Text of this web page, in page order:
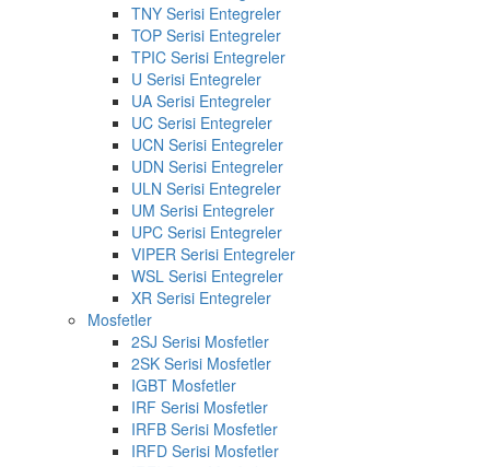
TNY Serisi Entegreler
TOP Serisi Entegreler
TPIC Serisi Entegreler
U Serisi Entegreler
UA Serisi Entegreler
UC Serisi Entegreler
UCN Serisi Entegreler
UDN Serisi Entegreler
ULN Serisi Entegreler
UM Serisi Entegreler
UPC Serisi Entegreler
VIPER Serisi Entegreler
WSL Serisi Entegreler
XR Serisi Entegreler
Mosfetler
2SJ Serisi Mosfetler
2SK Serisi Mosfetler
IGBT Mosfetler
IRF Serisi Mosfetler
IRFB Serisi Mosfetler
IRFD Serisi Mosfetler